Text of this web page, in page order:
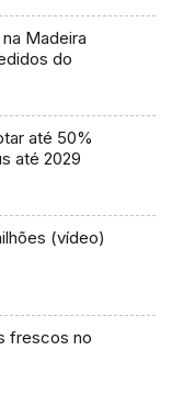
Madeira
do
até 50%
até 2029
(vídeo)
frescos no